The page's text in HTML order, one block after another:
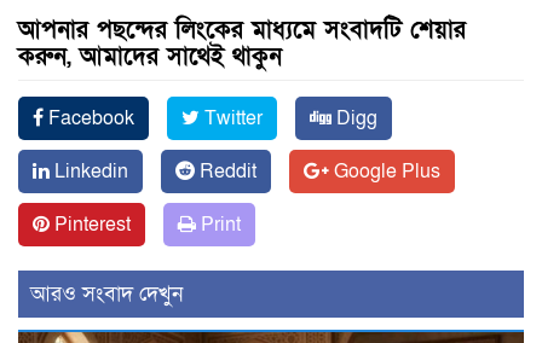
আপনার পছন্দের লিংকের মাধ্যমে সংবাদটি শেয়ার
করুন, আমাদের সাথেই থাকুন
Facebook Twitter
Digg
Linkedin
Reddit
Google Plus
Pinterest
Print
আরও সংবাদ দেখুন